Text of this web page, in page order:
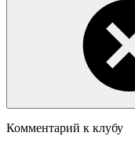
Комментарий к клубу